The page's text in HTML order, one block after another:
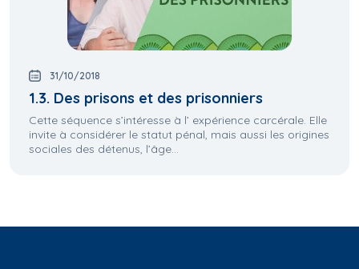
31/10/2018
1.3. Des prisons et des prisonniers
Cette séquence s’intéresse à l’ expérience carcérale. Elle
invite à considérer le statut pénal, mais aussi les origines
sociales des détenus, l’âge...